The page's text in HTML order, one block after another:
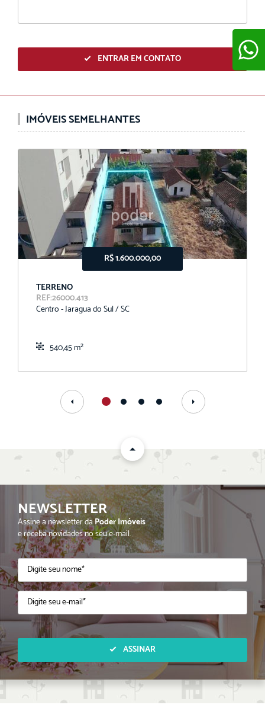
ENTRAR EM CONTATO
IMÓVEIS SEMELHANTES
R$ 1.600.000,00
TERRENO
REF:26000.413
Centro - Jaragua do Sul / SC
540,45 m²
NEWSLETTER
Assine a newsletter daPoder Imóveis
e receba novidades no seu e-mail.
ASSINAR